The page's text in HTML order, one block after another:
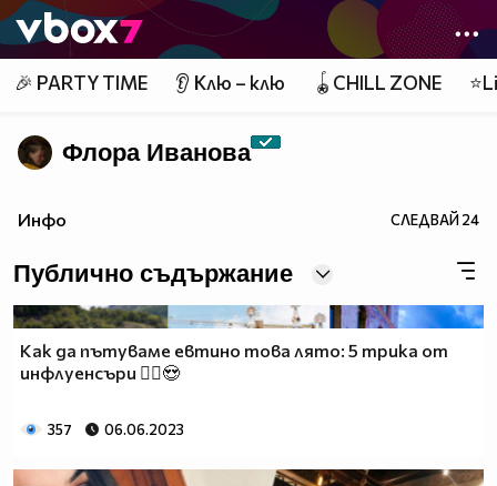
Member of
👾
🎉 PARTY TIME 👂 Клю – клю 🪀CHILL ZONE
Флора Иванова
Инфо СЛЕДВАЙ24
Публично съдържание
Как да пътуваме евтино това лято: 5 трика от
инфлуенсъри 🤸‍♂️😍
357 06.06.2023